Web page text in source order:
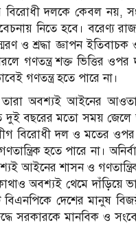
বিরোধী দলকে কেবল নয়,
নিতে হবে। বরেণ্য
ও শ্রদ্ধা জ্ঞাপন
গণতন্ত্র শক্ত ভিত্তির
গণতন্ত্র হতে পারে না।
অবশ্যই আইনের
দুই বছরের মতো সময় জেলে
বিরোধী দল ও মতের ওপর
হতে পারে না।
আইনের শাসন ও গণতান্ত্রিক
অবশ্যই থেমে দাঁড়িয়ে
দেশের মানুষ
সরকারকে মানবিক ও